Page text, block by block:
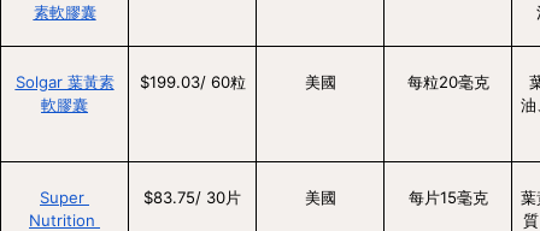
素軟膠囊
Solgar 葉黃素
軟膠囊
$199.03/ 60粒 美國 每粒20毫克
油
Super
Nutrition
$83.75/ 30片 美國 每片15毫克
葉